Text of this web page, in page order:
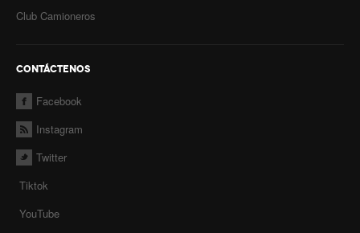
Club Camioneros
CONTÁCTENOS
Facebook
Instagram
Twitter
Tiktok
YouTube